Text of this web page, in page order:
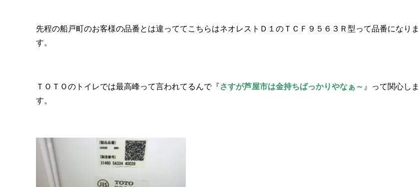
先程の船戸町のお客様の品番とは違っててこちらはネオレストＤ１のＴＣＦ９５６３Ｒ型って品番になりま
す。
ＴＯＴＯのトイレでは最高峰って言われてるんで『さすが芦屋市は金持ちばっかりやなぁ～ 』って関心しま
す。